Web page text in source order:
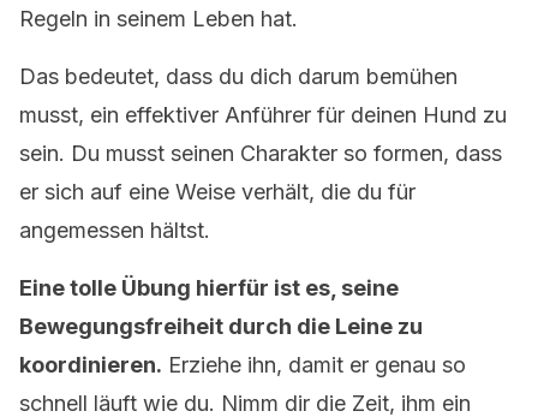
Regeln in seinem Leben hat.
Das bedeutet, dass du dich darum bemühen
musst, ein effektiver Anführer für deinen Hund zu
sein. Du musst seinen Charakter so formen, dass
er sich auf eine Weise verhält, die du für
angemessen hältst.
Eine tolle Übung hierfür ist es, seine
Bewegungsfreiheit durch die Leine zu
koordinieren. Erziehe ihn, damit er genau so
schnell läuft wie du. Nimm dir die Zeit, ihm ein